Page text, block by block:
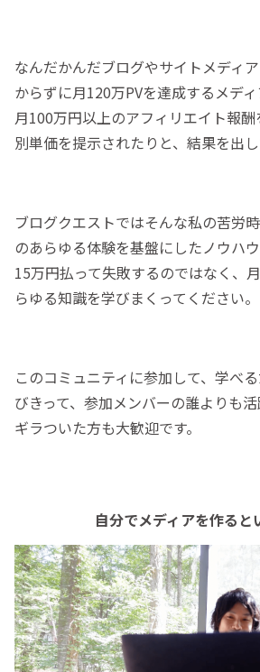
なんだかんだブログやサイトメディ
からずに月120万PVを達成するメディ
月100万円以上のアフィリエイト報
別単価を提示されたりと、結果を出し
ブログクエストではそんな私の苦労
のあらゆる体験を基盤にしたノウハ
15万円払って失敗するのではなく、
らゆる知識を学びまくってください。
このコミュニティに参加して、学べ
びきって、参加メンバーの誰よりも
ギラついた方も大歓迎です。
自分でメディアを作ると